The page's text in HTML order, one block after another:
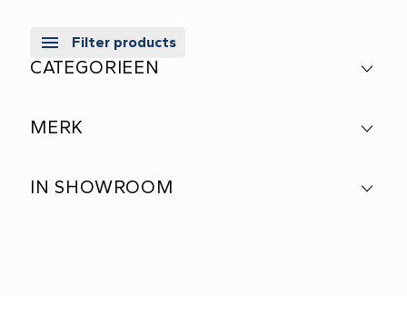
Filter products
CATEGORIEEN
MERK
IN SHOWROOM